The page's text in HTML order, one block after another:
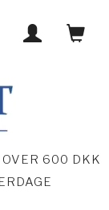
600 DKK